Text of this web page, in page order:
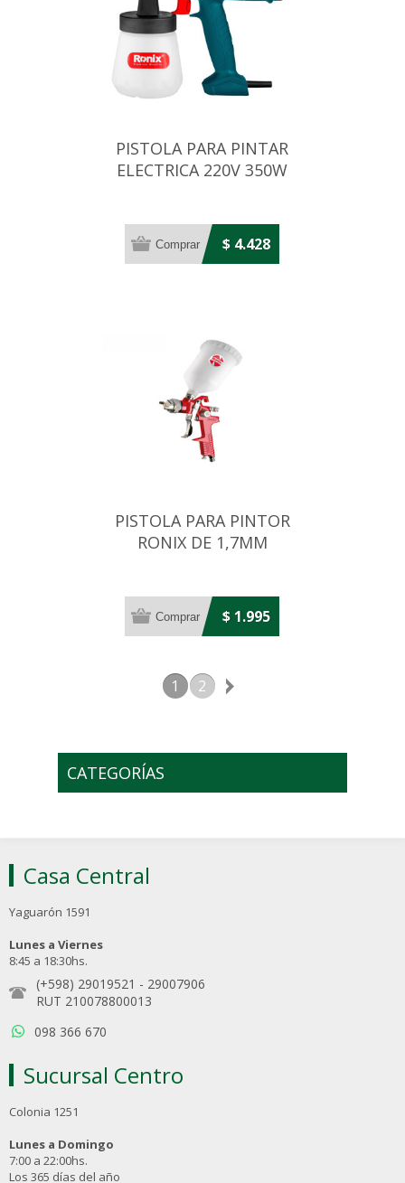
PISTOLA PARA PINTAR
ELECTRICA 220V 350W
$ 4.428
PISTOLA PARA PINTOR
RONIX DE 1,7MM
$ 1.995
1 2
CATEGORÍAS
Casa Central
Yaguarón 1591
Lunes a Viernes
8:45 a 18:30hs.
(+598) 29019521 - 29007906
RUT 210078800013
098 366 670
Sucursal Centro
Colonia 1251
Lunes a Domingo
7:00 a 22:00hs.
Los 365 días del año